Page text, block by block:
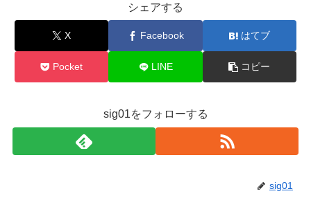
シェアする
X Facebook はてブ
Pocket LINE コピー
sig01をフォローする
sig01